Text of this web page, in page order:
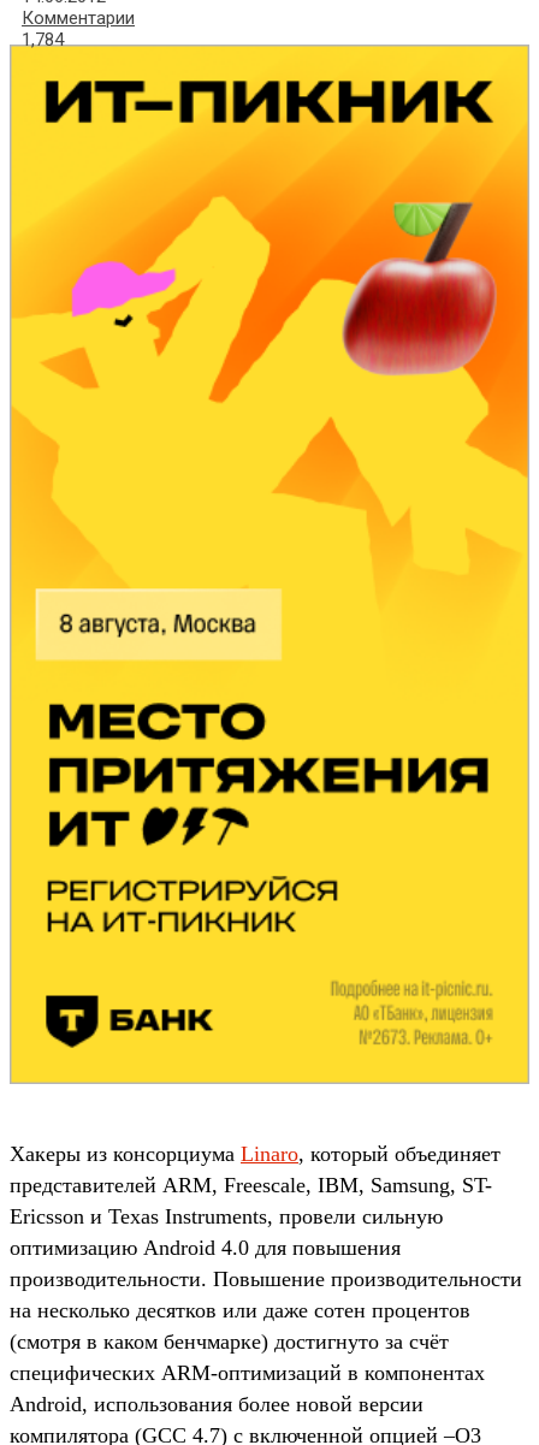
Комментарии
1,784
Хакеры из консорциума Linaro, который объединяет
представителей ARM, Freescale, IBM, Samsung, ST-
Ericsson и Texas Instruments, провели сильную
оптимизацию Android 4.0 для повышения
производительности. Повышение производительности
на несколько десятков или даже сотен процентов
(смотря в каком бенчмарке) достигнуто за счёт
специфических ARM-оптимизаций в компонентах
Android, использования более новой версии
компилятора (GCC 4.7) с включенной опцией –O3